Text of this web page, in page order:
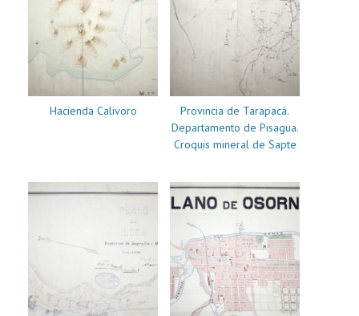
Hacienda Calivoro
Provincia de Tarapacá.
Departamento de Pisagua.
Croquis mineral de Sapte